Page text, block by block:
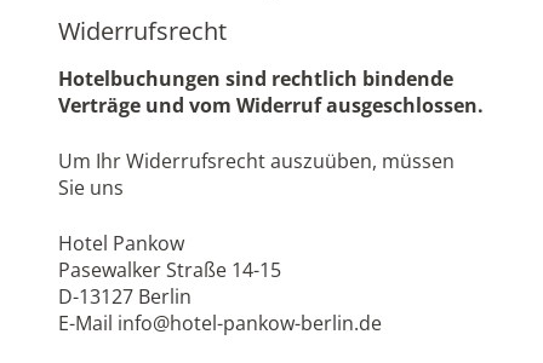
Widerrufsrecht
Hotelbuchungen sind rechtlich bindende
Verträge und vom Widerruf ausgeschlossen.
Um Ihr Widerrufsrecht auszuüben, müssen
Sie uns
Hotel Pankow
Pasewalker Straße 14-15
D-13127 Berlin
E-Mail info@hotel-pankow-berlin.de